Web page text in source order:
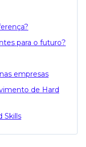
para o futuro?
empresas
de Hard
Skills